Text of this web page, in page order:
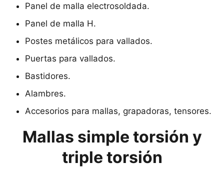
Panel de malla electrosoldada.
Panel de malla H.
Postes metálicos para vallados.
Puertas para vallados.
Bastidores.
Alambres.
Accesorios para mallas, grapadoras, tensores.
Mallas simple torsión y
triple torsión